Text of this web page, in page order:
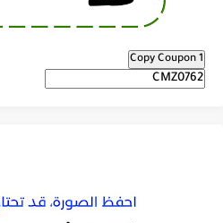
Copy Coupon 1